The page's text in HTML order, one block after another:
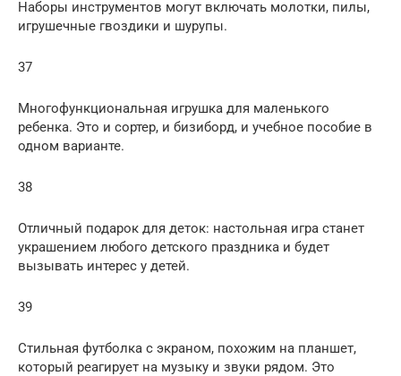
Наборы инструментов могут включать молотки, пилы,
игрушечные гвоздики и шурупы.
37
Многофункциональная игрушка для маленького
ребенка. Это и сортер, и бизиборд, и учебное пособие в
одном варианте.
38
Отличный подарок для деток: настольная игра станет
украшением любого детского праздника и будет
вызывать интерес у детей.
39
Стильная футболка с экраном, похожим на планшет,
который реагирует на музыку и звуки рядом. Это